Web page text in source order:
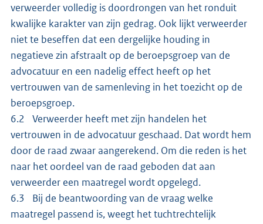
verweerder volledig is doordrongen van het ronduit
kwalijke karakter van zijn gedrag. Ook lijkt verweerder
niet te beseffen dat een dergelijke houding in
negatieve zin afstraalt op de beroepsgroep van de
advocatuur en een nadelig effect heeft op het
vertrouwen van de samenleving in het toezicht op de
beroepsgroep.
6.2 Verweerder heeft met zijn handelen het
vertrouwen in de advocatuur geschaad. Dat wordt hem
door de raad zwaar aangerekend. Om die reden is het
naar het oordeel van de raad geboden dat aan
verweerder een maatregel wordt opgelegd.
6.3 Bij de beantwoording van de vraag welke
maatregel passend is, weegt het tuchtrechtelijk